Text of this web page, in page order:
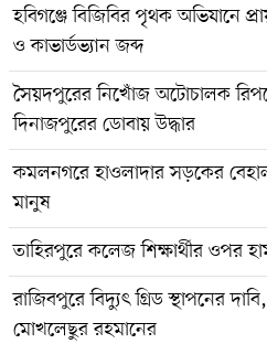
হবিগঞ্জে বিজিবির পৃথক অভিযানে
ও কাভার্ডভ্যান জব্দ
সৈয়দপুরের নিখোঁজ অটোচালক
দিনাজপুরের ডোবায় উদ্ধার
কমলনগরে হাওলাদার সড়কের
মানুষ
তাহিরপুরে কলেজ শিক্ষার্থীর ওপর
রাজিবপুরে বিদ্যুৎ গ্রিড স্থাপনের
মোখলেছুর রহমানের